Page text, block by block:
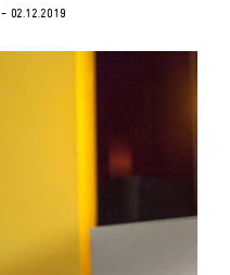
- 02.12.2019